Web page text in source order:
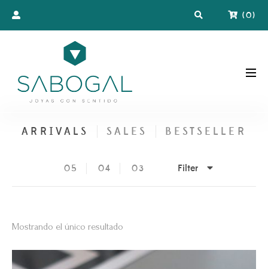
(0)
ARRIVALS SALES BESTSELLER
05 04 03 Filter
Mostrando el único resultado